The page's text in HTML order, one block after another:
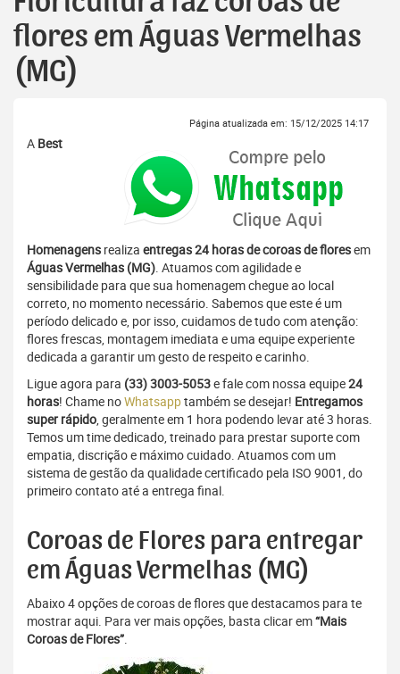
flores em Águas Vermelhas
(MG)
Página atualizada em: 15/12/2025 14:17
A Best
Homenagens realiza entregas 24 horas de coroas de floresem
Águas Vermelhas (MG). Atuamos com agilidade e
sensibilidade para que sua homenagem chegue ao local
correto, no momento necessário. Sabemos que este é um
período delicado e, por isso, cuidamos de tudo com atenção:
flores frescas, montagem imediata e uma equipe experiente
dedicada a garantir um gesto de respeito e carinho.
Ligue agora para (33) 3003-5053e fale com nossa equipe24
horas! Chame noWhatsapptambém se desejar! Entregamos
super rápido, geralmente em 1 hora podendo levar até 3 horas.
Temos um time dedicado, treinado para prestar suporte com
empatia, discrição e máximo cuidado. Atuamos com um
sistema de gestão da qualidade certificado pela ISO 9001, do
primeiro contato até a entrega final.
Coroas de Flores para entregar
em Águas Vermelhas (MG)
Abaixo 4 opções de coroas de flores que destacamos para te
mostrar aqui. Para ver mais opções, basta clicar em“Mais
Coroas de Flores”.